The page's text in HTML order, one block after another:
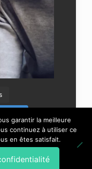
garantir la meilleure
continuez à utiliser ce
en êtes satisfait.